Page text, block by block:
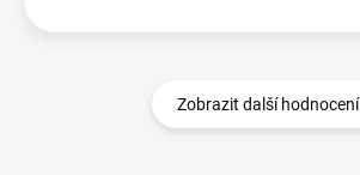
Zobrazit další hodnocení